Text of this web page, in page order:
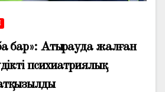
бар»: Атырауда жалған
психиатриялық